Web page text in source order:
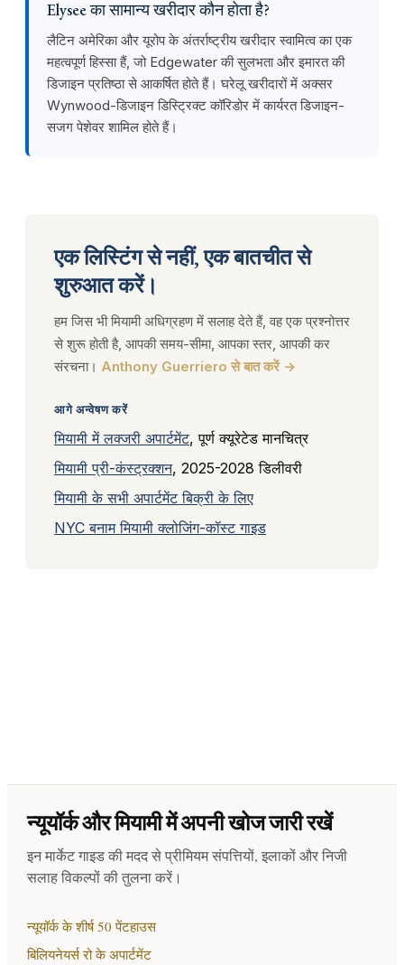
Elysee का सामान्य खरीदार कौन होता है?
लैटिन अमेरिका और यूरोप के अंतर्राष्ट्रीय खरीदार स्वामित्व का एक
महत्वपूर्ण हिस्सा हैं, जो Edgewater की सुलभता और इमारत की
डिजाइन प्रतिष्ठा से आकर्षित होते हैं। घरेलू खरीदारों में अक्सर
Wynwood-डिजाइन डिस्ट्रिक्ट कॉरिडोर में कार्यरत डिजाइन-
सजग पेशेवर शामिल होते हैं।
एक लिस्टिंग से नहीं, एक बातचीत से
शुरुआत करें।
हम जिस भी मियामी अधिग्रहण में सलाह देते हैं, वह एक प्रश्नोत्तर
से शुरू होती है, आपकी समय-सीमा, आपका स्तर, आपकी कर
संरचना। Anthony Guerriero से बात करें →
आगे अन्वेषण करें
मियामी में लक्जरी अपार्टमेंट, पूर्ण क्यूरेटेड मानचित्र
मियामी प्री-कंस्ट्रक्शन, 2025-2028 डिलीवरी
मियामी के सभी अपार्टमेंट बिक्री के लिए
NYC बनाम मियामी क्लोजिंग-कॉस्ट गाइड
न्यूयॉर्क और मियामी में अपनी खोज जारी रखें
इन मार्केट गाइड की मदद से प्रीमियम संपत्तियों, इलाकों और निजी
सलाह विकल्पों की तुलना करें।
न्यूयॉर्क के शीर्ष 50 पेंटहाउस
बिलियनेयर्स रो के अपार्टमेंट